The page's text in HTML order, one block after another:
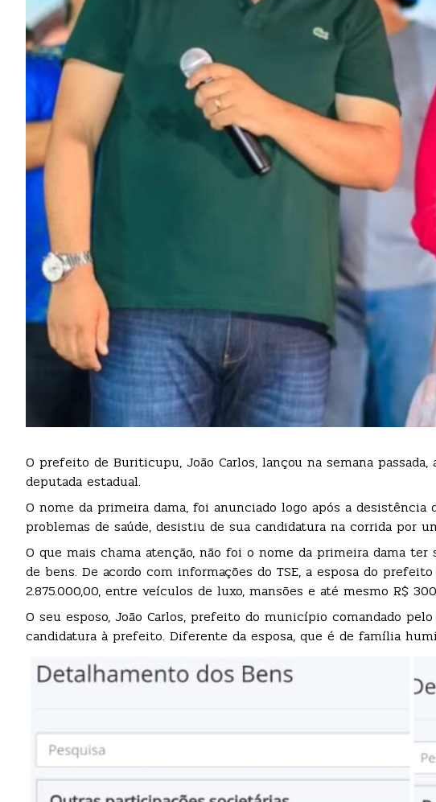
O prefeito de Buriticupu, João Carlos, lançou na semana
deputada estadual.
O nome da primeira dama, foi anunciado logo após a
problemas de saúde, desistiu de sua candidatura na corrida por
O que mais chama atenção, não foi o nome da primeira dama
de bens. De acordo com informações do TSE, a esposa do
2.875.000,00, entre veículos de luxo, mansões e até mesmo R$
O seu esposo, João Carlos, prefeito do município comandado
candidatura à prefeito. Diferente da esposa, que é de família